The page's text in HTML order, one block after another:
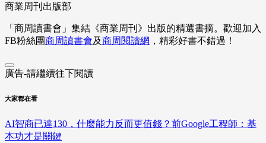
商業周刊出版部
「商周讀書會」集結《商業周刊》出版的精選書摘。歡迎加入
FB粉絲團商周讀書會及商周閱讀網 ，精彩好書不錯過！
廣告-請繼續往下閱讀
大家都在看
AI智商已達130，什麼能力反而更值錢？前Google工程師：基
本功才是關鍵